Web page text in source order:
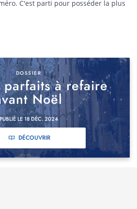
C'est parti pour posséder la plus
DOSSIER
parfaits à refaire
Noël
LE 18 DÉC. 2024
DÉCOUVRIR